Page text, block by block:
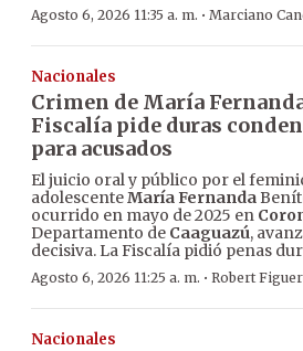
Agosto 6, 2026 11:35 a. m. · Marciano
Nacionales
Crimen de María
Fiscalía pide duras
para acusados
El juicio oral y público por el
adolescenteMaría Fernanda
ocurrido en mayo de 2025 en
Departamento de Caaguazú,
decisiva. La Fiscalía pidió penas
Agosto 6, 2026 11:25 a. m. · Robert
Nacionales